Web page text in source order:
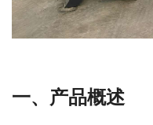
一、产品概述